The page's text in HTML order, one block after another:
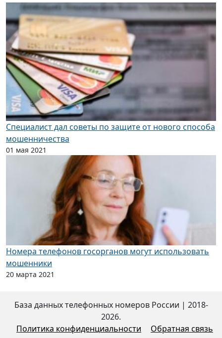
Специалист дал советы по защите от нового способа
мошенничества
01 мая 2021
Номера телефонов госорганов могут использовать
мошенники
20 марта 2021
База данных телефонных номеров России | 2018-
2026.
Политика конфиденциальности
Обратная связь